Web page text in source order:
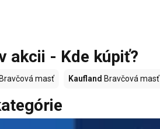
akcii - Kde kúpiť?
Bravčová masť Kaufland Bravčová masť